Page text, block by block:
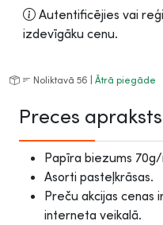
Autentificējies vai
izdevīgāku cenu.
Noliktavā 56 | Ātrā piegāde
Preces apraksts
Papīra biezums
Asorti pasteļkrāsas.
Preču akcijas cenas
interneta veikalā.